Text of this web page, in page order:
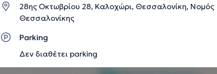
ιδιαίτερη σημασία στην ανθρώπινη επαφή, το απόλυτα
καθαρό περιβάλλον εργασίας και η εφαρμογή των πιο
αυστηρών μεθόδων αποστείρωσης. Χρησιμοποιούμε τα
πιο εξελιγμένα βιοϋλικά, επιστημονικά τεκμηριωμένες
θεραπείες και οδοντιατρικά μηχανήματα, ώστε να
θεραπεύουμε τους ασθενείς μας με άνεση,
28ης Οκτωβρίου 28, Καλοχώρι, Θεσσαλονίκη, Νομός
Θεσσαλονίκης
Parking
Δεν διαθέτει parking